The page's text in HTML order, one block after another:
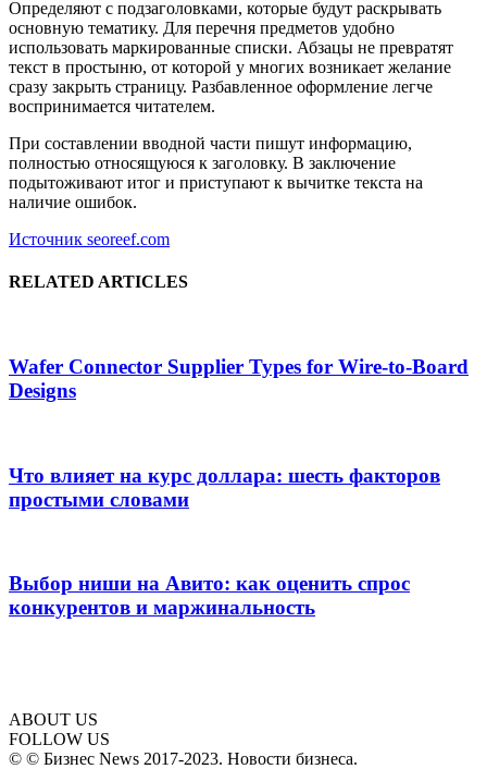
Определяют с подзаголовками, которые будут раскрывать
основную тематику. Для перечня предметов удобно
использовать маркированные списки. Абзацы не превратят
текст в простыню, от которой у многих возникает желание
сразу закрыть страницу. Разбавленное оформление легче
воспринимается читателем.
При составлении вводной части пишут информацию,
полностью относящуюся к заголовку. В заключение
подытоживают итог и приступают к вычитке текста на
наличие ошибок.
Источник seoreef.com
RELATED ARTICLES
Wafer Connector Supplier Types for Wire-to-Board
Designs
Что влияет на курс доллара: шесть факторов
простыми словами
Выбор ниши на Авито: как оценить спрос
конкурентов и маржинальность
ABOUT US
FOLLOW US
© © Бизнес News 2017-2023. Новости бизнеса.